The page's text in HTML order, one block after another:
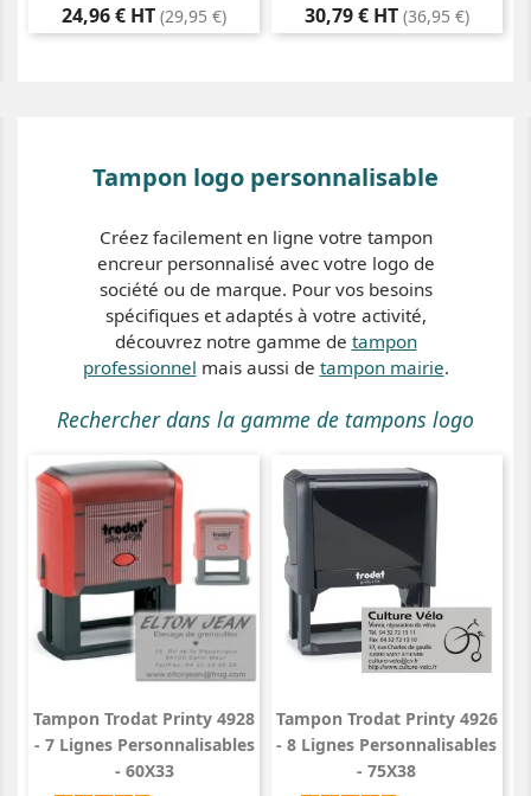
Prix
24,96 € HT (29,95 €) Prix
30,79 € HT (36,95 €)
Tampon logo personnalisable
Créez facilement en ligne votre tampon
encreur personnalisé avec votre logo de
société ou de marque. Pour vos besoins
spécifiques et adaptés à votre activité,
découvrez notre gamme de tampon
professionnel mais aussi de tampon mairie.
Rechercher dans la gamme de tampons logo
Tampon Trodat Printy 4928
- 7 Lignes Personnalisables
- 60X33
Tampon Trodat Printy 4926
- 8 Lignes Personnalisables
- 75X38